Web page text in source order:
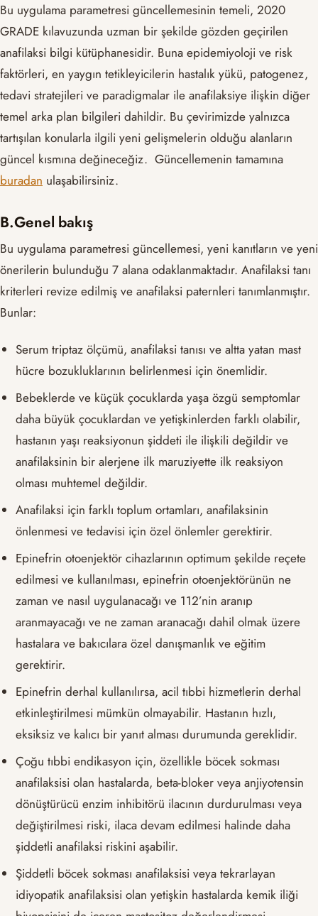
Bu uygulama parametresi güncellemesinin temeli, 2020
GRADE kılavuzunda uzman bir şekilde gözden geçirilen
anafilaksi bilgi kütüphanesidir. Buna epidemiyoloji ve risk
faktörleri, en yaygın tetikleyicilerin hastalık yükü, patogenez,
tedavi stratejileri ve paradigmalar ile anafilaksiye ilişkin diğer
temel arka plan bilgileri dahildir. Bu çevirimizde yalnızca
tartışılan konularla ilgili yeni gelişmelerin olduğu alanların
güncel kısmına değineceğiz. Güncellemenin tamamına
buradan ulaşabilirsiniz.
B.Genel bakış
Bu uygulama parametresi güncellemesi, yeni kanıtların ve yeni
önerilerin bulunduğu 7 alana odaklanmaktadır. Anafilaksi tanı
kriterleri revize edilmiş ve anafilaksi paternleri tanımlanmıştır.
Bunlar:
Serum triptaz ölçümü, anafilaksi tanısı ve altta yatan mast
hücre bozukluklarının belirlenmesi için önemlidir.
Bebeklerde ve küçük çocuklarda yaşa özgü semptomlar
daha büyük çocuklardan ve yetişkinlerden farklı olabilir,
hastanın yaşı reaksiyonun şiddeti ile ilişkili değildir ve
anafilaksinin bir alerjene ilk maruziyette ilk reaksiyon
olması muhtemel değildir.
Anafilaksi için farklı toplum ortamları, anafilaksinin
önlenmesi ve tedavisi için özel önlemler gerektirir.
Epinefrin otoenjektör cihazlarının optimum şekilde reçete
edilmesi ve kullanılması, epinefrin otoenjektörünün ne
zaman ve nasıl uygulanacağı ve 112’nin aranıp
aranmayacağı ve ne zaman aranacağı dahil olmak üzere
hastalara ve bakıcılara özel danışmanlık ve eğitim
gerektirir.
Epinefrin derhal kullanılırsa, acil tıbbi hizmetlerin derhal
etkinleştirilmesi mümkün olmayabilir. Hastanın hızlı,
eksiksiz ve kalıcı bir yanıt alması durumunda gereklidir.
Çoğu tıbbi endikasyon için, özellikle böcek sokması
anafilaksisi olan hastalarda, beta-bloker veya anjiyotensin
dönüştürücü enzim inhibitörü ilacının durdurulması veya
değiştirilmesi riski, ilaca devam edilmesi halinde daha
şiddetli anafilaksi riskini aşabilir.
Şiddetli böcek sokması anafilaksisi veya tekrarlayan
idiyopatik anafilaksisi olan yetişkin hastalarda kemik iliği